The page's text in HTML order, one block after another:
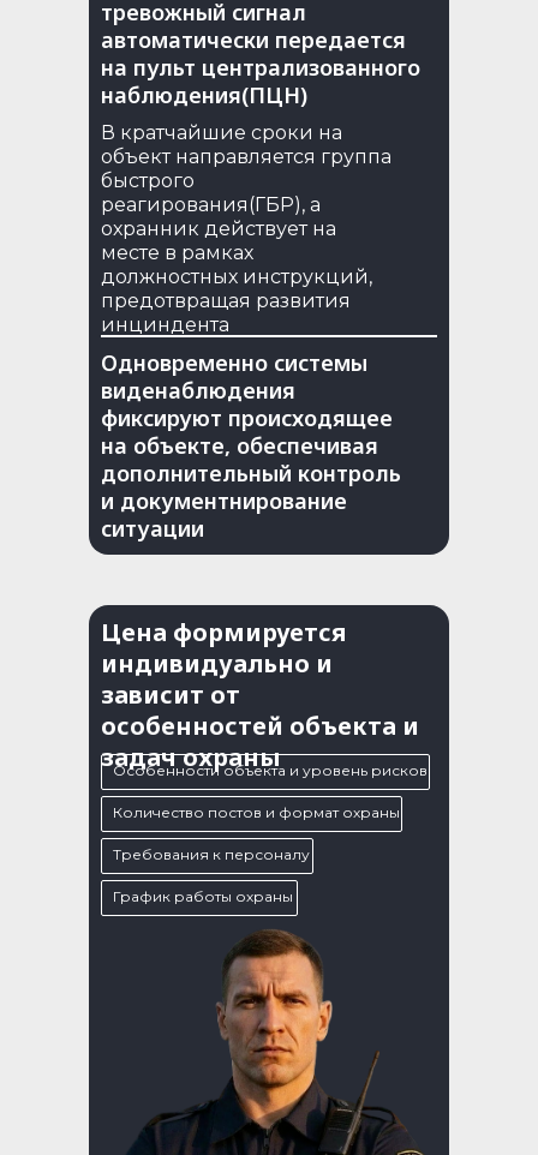
тревожный сигнал
автоматически передается
на пульт централизованного
наблюдения(ПЦН)
Одновременно системы
виденаблюдения
фиксируют происходящее
на объекте, обеспечивая
дополнительный контроль
и документнирование
ситуации
В кратчайшие сроки на
объект направляется группа
быстрого
реагирования(ГБР), а
охранник действует на
месте в рамках
должностных инструкций,
предотвращая развития
инциндента
Цена формируется
индивидуально и
зависит от
особенностей объекта и
задач охраны
Количество постов и формат охраны
Требования к персоналу
Особенности объекта и уровень рисков
График работы охраны